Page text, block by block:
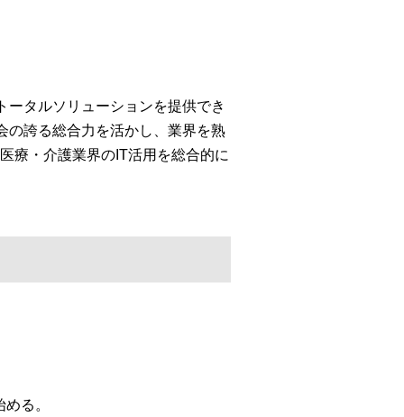
タルソリューションを提供でき
の誇る総合力を活かし、業界を熟
療・介護業界のIT活用を総合的に
る。